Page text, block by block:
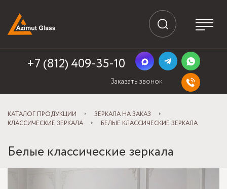
+7 (812) 409-35-10
Заказать звонок
КАТАЛОГ ПРОДУКЦИИ
ЗЕРКАЛА НА ЗАКАЗ
КЛАССИЧЕСКИЕ ЗЕРКАЛА
БЕЛЫЕ КЛАССИЧЕСКИЕ ЗЕРКАЛА
Белые классические зеркала